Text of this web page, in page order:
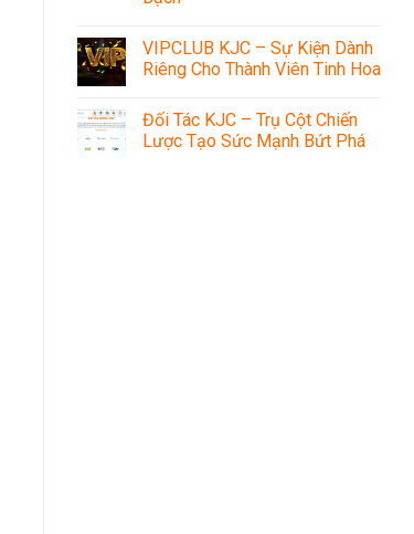
VIPCLUB KJC – Sự Kiện Dành
Riêng Cho Thành Viên Tinh Hoa
Đối Tác KJC – Trụ Cột Chiến
Lược Tạo Sức Mạnh Bứt Phá